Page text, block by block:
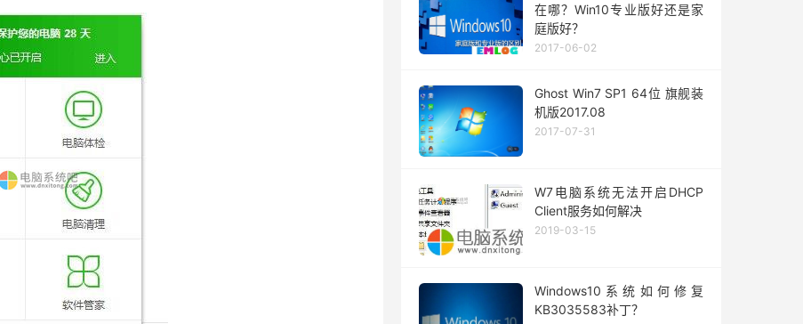
在哪？Win10专业版好还是家
庭版好？
2017-06-02
Ghost Win7 SP1 64位 旗舰装
机版2017.08
2017-07-31
W7电脑系统无法开启DHCP
Client服务如何解决
2019-03-15
Windows10系统如何修复
KB3035583补丁？